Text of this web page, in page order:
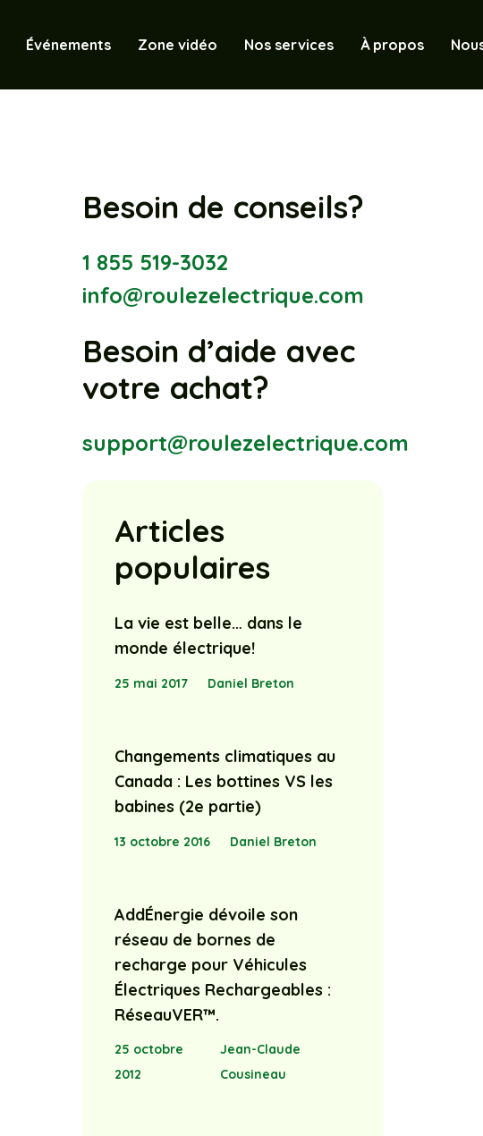
Événements Zone vidéo Nos services À propos
Besoin de conseils?
1 855 519-3032
info@roulezelectrique.com
Besoin d’aide avec
votre achat?
support@roulezelectrique.com
Articles
populaires
La vie est belle… dans le
monde électrique!
25 mai 2017 Daniel Breton
Changements climatiques au
Canada : Les bottines VS les
babines (2e partie)
13 octobre 2016 Daniel Breton
AddÉnergie dévoile son
réseau de bornes de
recharge pour Véhicules
Électriques Rechargeables :
RéseauVER™.
25 octobre
2012
Jean-Claude
Cousineau